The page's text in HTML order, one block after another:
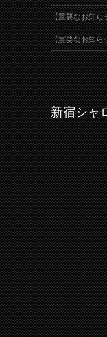
【重要なお知ら
【重要なお知ら
新宿シャ